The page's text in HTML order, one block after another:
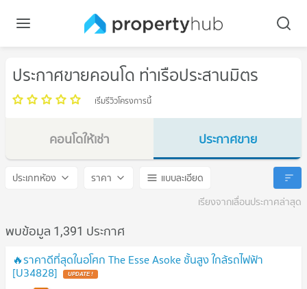
ประกาศขายคอนโด ท่าเรือประสานมิตร
เริ่มรีวิวโครงการนี้
คอนโดให้เช่า
ท่าเรือประสานมิตร
ประกาศขาย
ท่าเรือประสานมิตร
ประเภทห้อง ราคา
แบบละเอียด
เรียงจากเลื่อนประกาศล่าสุด
พบข้อมูล 1,391 ประกาศ
🔥ราคาดีที่สุดในอโศก The Esse Asoke ชั้นสูง ใกล้รถไฟฟ้า
[U34828] UPDATE !